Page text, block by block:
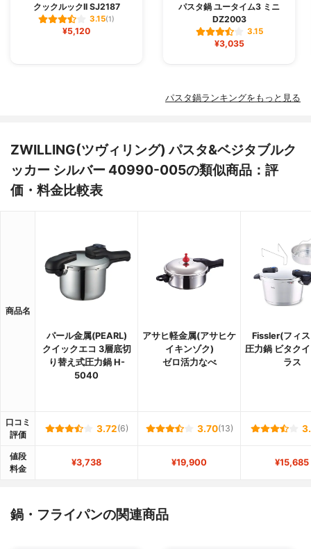
クックルックII SJ2187
3.15(1)
¥5,120
パスタ鍋 ユータイム3 ミニ
DZ2003
3.15
¥3,035
パスタ鍋ランキングをもっと見る
ZWILLING(ツヴィリング) パスタ&ベジタブルク
ッカー シルバー 40990-005の類似商品：評
価・料金比較表
商品名
パール金属(PEARL)
クイックエコ 3層底切
り替え式圧力鍋 H-
5040
アサヒ軽金属(アサヒケ
イキンゾク)
ゼロ活力なべ
Fissler(フィ
圧力鍋 ビタク
ラス
口コミ
評価
3.72(6) 3.70(13)
値段
料金
¥3,738 ¥19,900 ¥15,685
鍋・フライパンの関連商品